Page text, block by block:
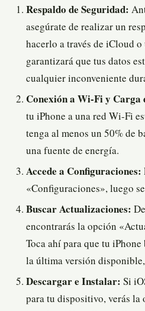
Respaldo de Seguridad:
asegúrate de realizar un
hacerlo a través de iCloud
garantizará que tus datos
cualquier inconveniente
Conexión a Wi-Fi y Carga
tu iPhone a una red Wi-Fi
tenga al menos un 50% de
una fuente de energía.
Accede a Configuraciones:
«Configuraciones», luego
Buscar Actualizaciones:
encontrarás la opción
Toca ahí para que tu
la última versión
Descargar e Instalar: Si
para tu dispositivo, verás la